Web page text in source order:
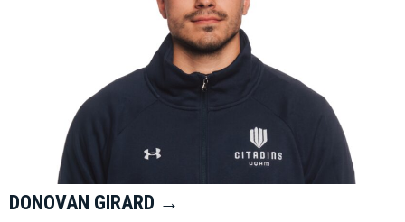
DONOVAN GIRARD →